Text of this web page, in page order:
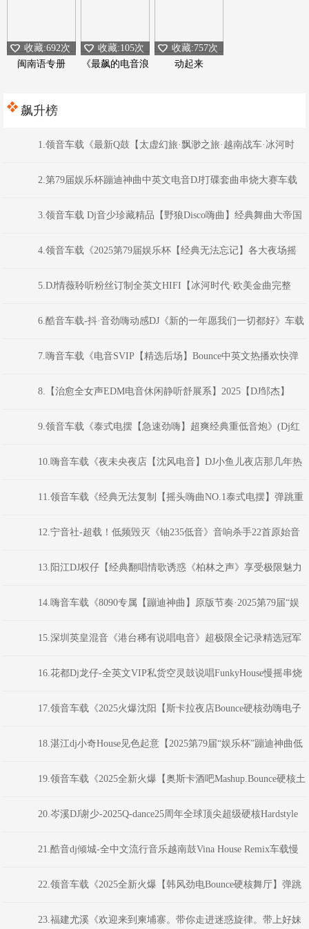
闽南语专册
收藏:692次
《最飙的电音浪
收藏:105次
动起来
收藏:757次
飙升榜
1.领音车载《最新Q鼓【太虚幻旅·飘渺之旅·越南战车·冰河时
代】Dj浩仔Dj超仔DJ阿圣Dj阿衍》颍上DJ虹君
2.第79届娱乐杯蹦迪神曲中英文电音DJ打碟套曲串烧大赛车载
CD1386(横州DJ98Mix)
3.领音车载 Dj音少珍藏精品【野狼Disco嗨曲】经典舞曲大帝国
4.领音车载《2025第79届娱乐杯【经典无法忘记】各大夜场摇
头蹦迪嗨曲》(Dj音少Mix)
5.DJ情薇聆听粉丝订制全英文HIFI【冰河时代·欧美金曲完整
版】车载珍藏版
6.酷音车载-抖·音劲嗨动感DJ《新的一年愿我们一切都好》车载
靓碟-Dj小峰7.嗨音车载《电音SVIP【精选后场】Bounce中英文热播欢快弹
弹弹MS CLUB思路串烧》 河南Dj彦航
8.【治愈全女声EDM电音休闲静听舒展系】2025【DJ邹杰】
9.领音车载《泰式电摆【急速劲嗨】超爽经典重低音炮》(Dj红
10.嗨音车载《夜未央夜店【沈风电音】DJ小鱼儿夜店那几年热
打英文车载电音串烧》 河南Dj彦航
11.领音车载《经典无法复制【摇头嗨曲NO.1泰式电摆】弹跳重
低音》(Dj红仔Mix)
12.宁音社-超载！低频毁灭《铀235低音》音响杀手22首原始音
频等离子低音炮-DJ余意
13.阳江DJ权仔【经典翻唱情歌诱惑《柏林之声》享受极限魅力
车载DJ大碟】14.嗨音车载《8090专属【蹦迪神曲】原版节奏·2025第79届“娱
乐杯”蹦迪神曲串烧大赛》河南Dj彦航
15.深圳英皇混音《港台稀有说唱电音》超极限全记录精选冠军
舞曲 DjKatie16.花都Dj龙仔-全英文VIP私货空灵鼓说唱FunkyHouse慢摇串烧
17.领音车载《2025火爆沈阳【斯卡拉夜店Bounce硬核劲嗨电子
NO.1】弹跳重低音》(Dj音少Mix)
18.湛江dj小奇House见色起意【2025第79届“娱乐杯”蹦迪神曲低
音炮制说唱串烧大赛】
19.领音车载《2025全新火爆【奥斯卡酒吧Mashup.Bounce硬核土
嗨NO.4】劲爆电音》(Dj音少Mix)
20.岑溪DJ谢少-2025Q-dance25周年全球顶尖超级硬核Hardstyle
系列Хакеры混音
21.酷音dj倾城-全中文流行音乐越南鼓Vina House Remix车载慢
摇舞曲串烧22.领音车载《2025全新火爆【韩风劲电Bounce硬核舞厅】弹跳
重低音》(Dj音少Mix)
23.福建尤溪《欢迎来到柬埔寨。带你走进迷惑旋律。带上好妹